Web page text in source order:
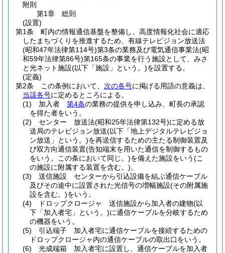
附則
第1章
総則
(設置)
第1条
町内の情報通信基盤を整備し、高度情報化社会に適応
したまちづくりを推進するため、有線テレビジョン放送法
(昭和47年法律第114号)第3条の業務及び電気通信事業法(昭
和59年法律第86号)第165条の事業を行う施設として、みさ
と光ネット施設(以下「施設」という。)を設置する。
(定義)
第2条
この条例において、 次の各号に掲げる用語の意義は、
当該各号に定めるところによる。
(1)
加入者 第4条の業務の提供を申し込み、町長の承認
を得た者をいう。
(2)
センター 放送法(昭和25年法律第132号)に定める放
送局のテレビジョン放送(以下「地上デジタルテレビジョ
ン放送」という。)を再送信するための主たる制御装置及
び双方向通信装置(告知端末を用いた通信を制御するもの
をいう。この条において同じ。)を備えた施設をいう(こ
の施設に附属する装置を含む。)。
(3)
送信施設 センターから引込設備を結ぶ通信ケーブル
及びその途中に設置された光信号の増幅施設(その附属施
設を含む。)をいう。
(4)
ドロップクロージャ 送信施設から加入者の建物(以
下「加入者宅」という。)に通信ケーブルを分岐するため
の機器をいう。
(5)
引込端子 加入者宅に通信ケーブルを接続するための
ドロップクロージャ内の通信ケーブルの取出口をいう。
(6)
光成端箱 加入者宅に設置し、通信ケーブルを加入者